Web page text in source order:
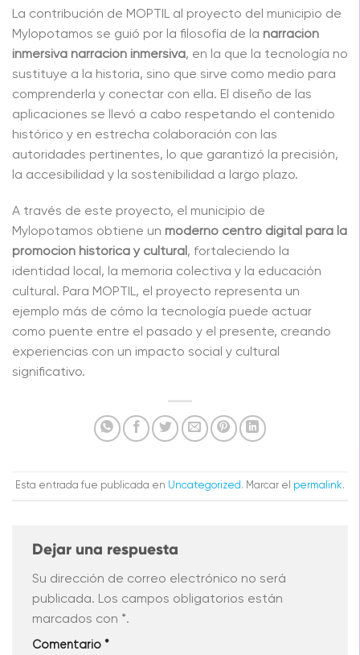
La contribución de MOPTIL al proyecto del municipio de
Mylopotamos se guió por la filosofía de la narración
inmersiva narración inmersiva, en la que la tecnología no
sustituye a la historia, sino que sirve como medio para
comprenderla y conectar con ella. El diseño de las
aplicaciones se llevó a cabo respetando el contenido
histórico y en estrecha colaboración con las
autoridades pertinentes, lo que garantizó la precisión,
la accesibilidad y la sostenibilidad a largo plazo.
A través de este proyecto, el municipio de
Mylopotamos obtiene un moderno centro digital para la
promoción histórica y cultural, fortaleciendo la
identidad local, la memoria colectiva y la educación
cultural. Para MOPTIL, el proyecto representa un
ejemplo más de cómo la tecnología puede actuar
como puente entre el pasado y el presente, creando
experiencias con un impacto social y cultural
significativo.
Esta entrada fue publicada en Uncategorized . Marcar el permalink.
Dejar una respuesta
Su dirección de correo electrónico no será
publicada. Los campos obligatorios están
marcados con *.
Comentario *